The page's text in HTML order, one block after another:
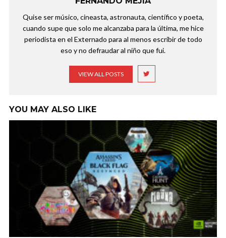
Quise ser músico, cineasta, astronauta, científico y poeta,
cuando supe que solo me alcanzaba para la última, me hice
periodista en el Externado para al menos escribir de todo
eso y no defraudar al niño que fui.
VIEW ALL POSTS
YOU MAY ALSO LIKE